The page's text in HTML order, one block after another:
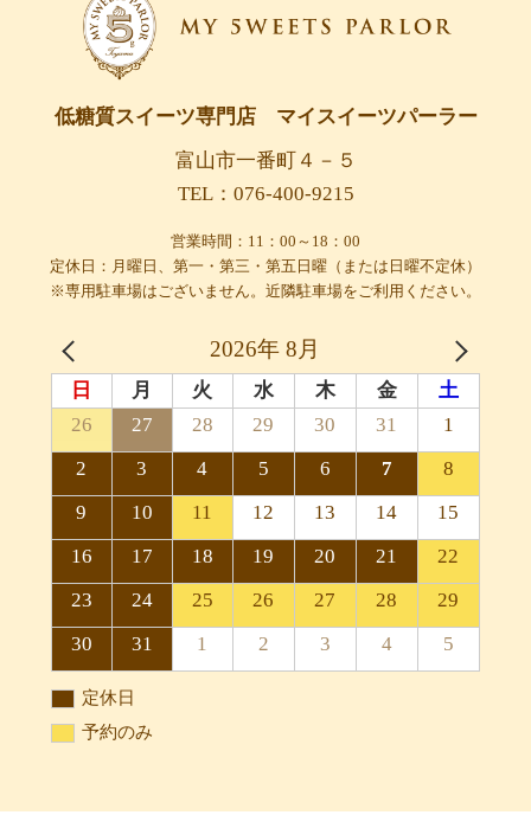
2026年 8月
日 月 火 水 木 金
土
26
27 28 29 30 31
1
2
3 4 5 6 7
8
9
10 11 12 13 14
15
16
17 18 19 20 21
22
23
24 25 26 27 28
29
30
31 1 2 3 4 5
定休日
予約のみ
低糖質スイーツ専門店 マイスイーツパーラー
富山市一番町４－５
TEL：076-400-9215
営業時間：11：00～18：00
定休日：月曜日、第一・第三・第五日曜（または日曜不定休）
※専用駐車場はございません。近隣駐車場をご利用ください。